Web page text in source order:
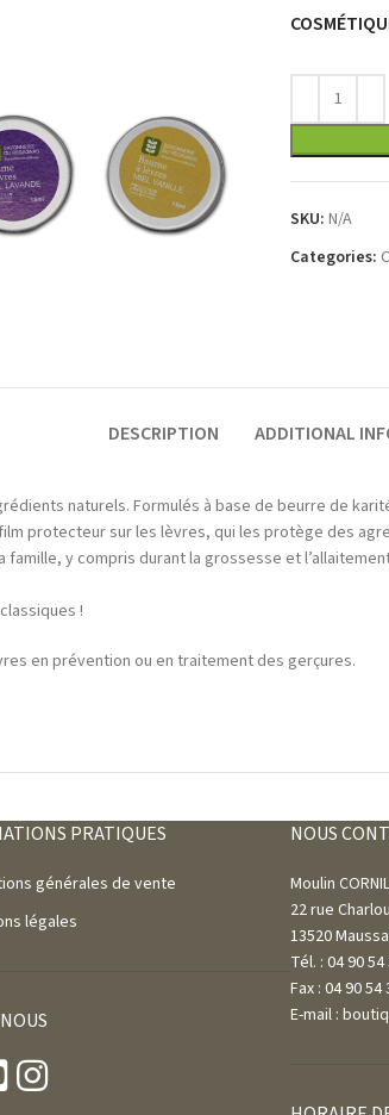
SKU: N/A
Categories:
DESCRIPTION ADDITIONAL
naturels. Formulés à base de beurre de
protecteur sur les lèvres, qui les protège des
y compris durant la grossesse et
!
en prévention ou en traitement des gerçures.
PRATIQUES
générales de vente
légales
NOUS
Moulin
22 rue
13520
Tél. : 04 90 54
Fax : 04 90 54
E-mail :